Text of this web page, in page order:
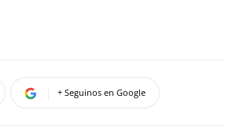
+ Seguinos en Google